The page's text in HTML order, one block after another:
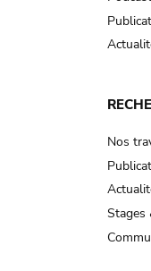
Nos
Stages